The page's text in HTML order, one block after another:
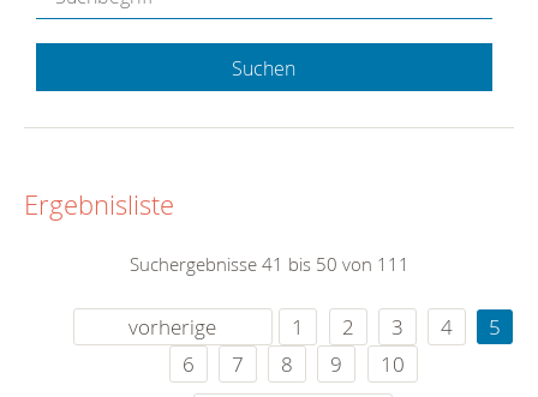
Suchen
Ergebnisliste
Suchergebnisse 41 bis 50 von 111
vorherige 1 2 3 4
5
6
7 8 9
10